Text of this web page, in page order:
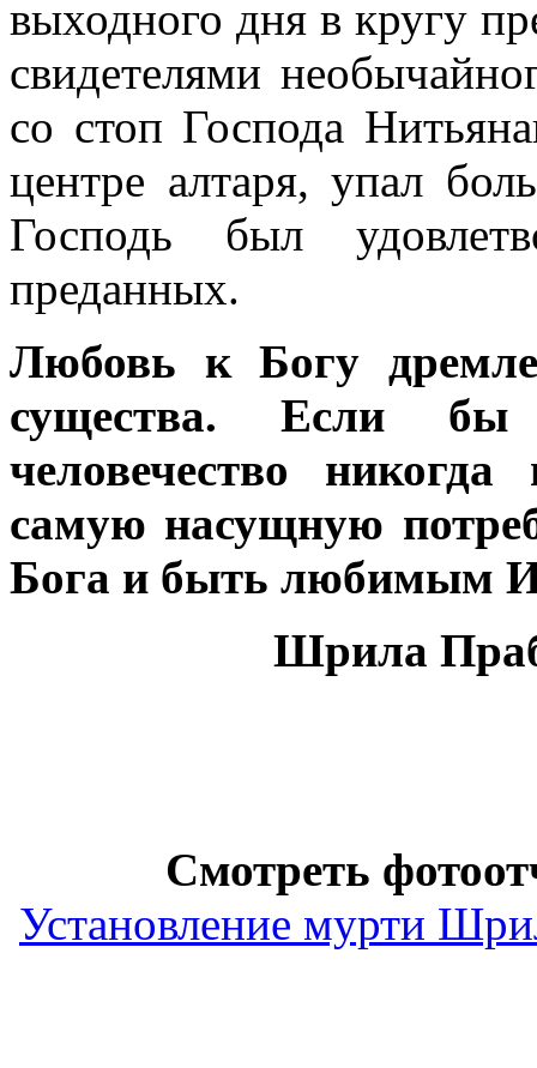
выходного дня в кругу
свидетелями
со стоп Господа
центре алтаря, упал
Господь был
преданных.
Любовь к Богу
существа. Если
человечество
самую насущную
Бога и быть любимым
Шрила
Смотреть
Установление мурти